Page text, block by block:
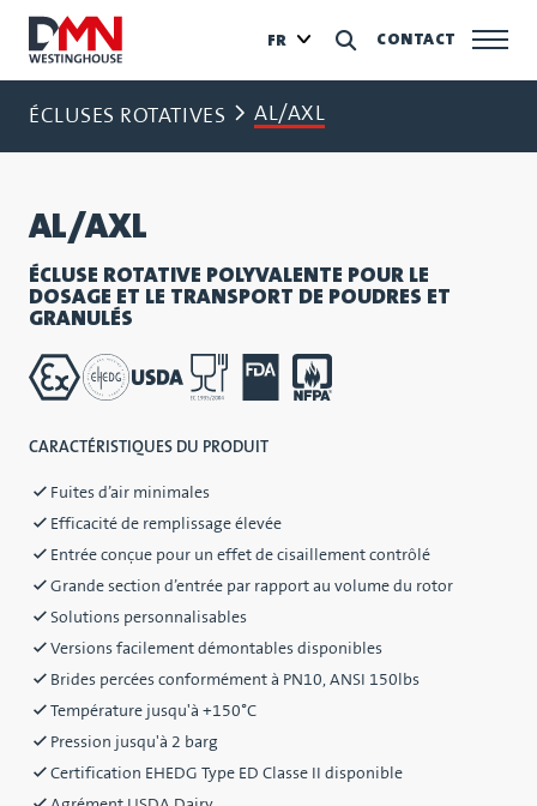
CONTACT
FR
ÉCLUSES ROTATIVES AL/AXL
AL/AXL
ÉCLUSE ROTATIVE POLYVALENTE POUR LE
DOSAGE ET LE TRANSPORT DE POUDRES ET
GRANULÉS
CARACTÉRISTIQUES DU PRODUIT
Fuites d’air minimales
Efficacité de remplissage élevée
Entrée conçue pour un effet de cisaillement contrôlé
Grande section d’entrée par rapport au volume du rotor
Solutions personnalisables
Versions facilement démontables disponibles
Brides percées conformément à PN10, ANSI 150lbs
Température jusqu'à +150°C
Pression jusqu'à 2 barg
Certification EHEDG Type ED Classe II disponible